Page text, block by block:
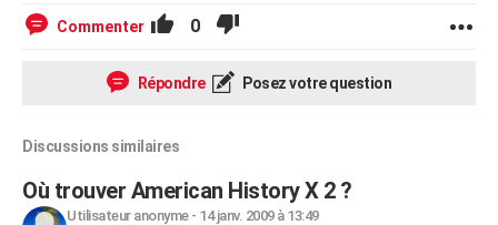
Commenter 0
Répondre Posez votre question
Discussions similaires
Où trouver American History X 2 ?
Utilisateur anonyme- 14 janv. 2009 à 13:49